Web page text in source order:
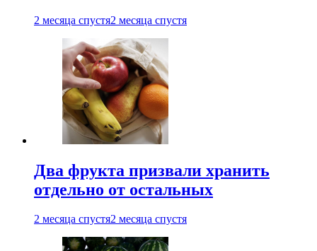
2 месяца спустя2 месяца спустя
Два фрукта призвали хранить
отдельно от остальных
2 месяца спустя2 месяца спустя